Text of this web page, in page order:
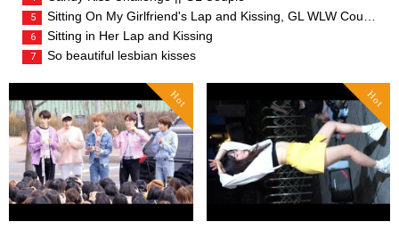
5 Sitting On My Girlfriend's Lap and Kissing, GL WLW Couple
6 Sitting in Her Lap and Kissing
7 So beautiful lesbian kisses
Hot Hot